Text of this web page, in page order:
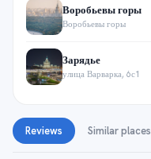
Воробьевы горы
Воробьевы горы
Зарядье
улица Варварка, 6с1
Reviews Similar places